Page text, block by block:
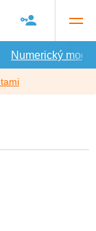
Numerický model